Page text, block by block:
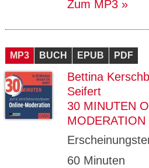
Zum MP3
MP3 BUCH EPUB PDF
Bettina
Seifert
30 MINUTEN
MODERATION
60 Minuten